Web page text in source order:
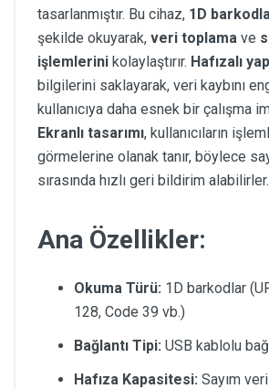
tasarlanmıştır. Bu cihaz, 1D
şekilde okuyarak, veri toplama ve
işlemlerini kolaylaştırır. Hafızalı
bilgilerini saklayarak, veri kaybını
kullanıcıya daha esnek bir çalışma
Ekranlı tasarımı, kullanıcıların
görmelerine olanak tanır, böylece
sırasında hızlı geri bildirim alabilirler.
Ana Özellikler:
Okuma Türü: 1D barkodlar
128, Code 39 vb.)
Bağlantı Tipi: USB kablolu
Hafıza Kapasitesi: Sayım